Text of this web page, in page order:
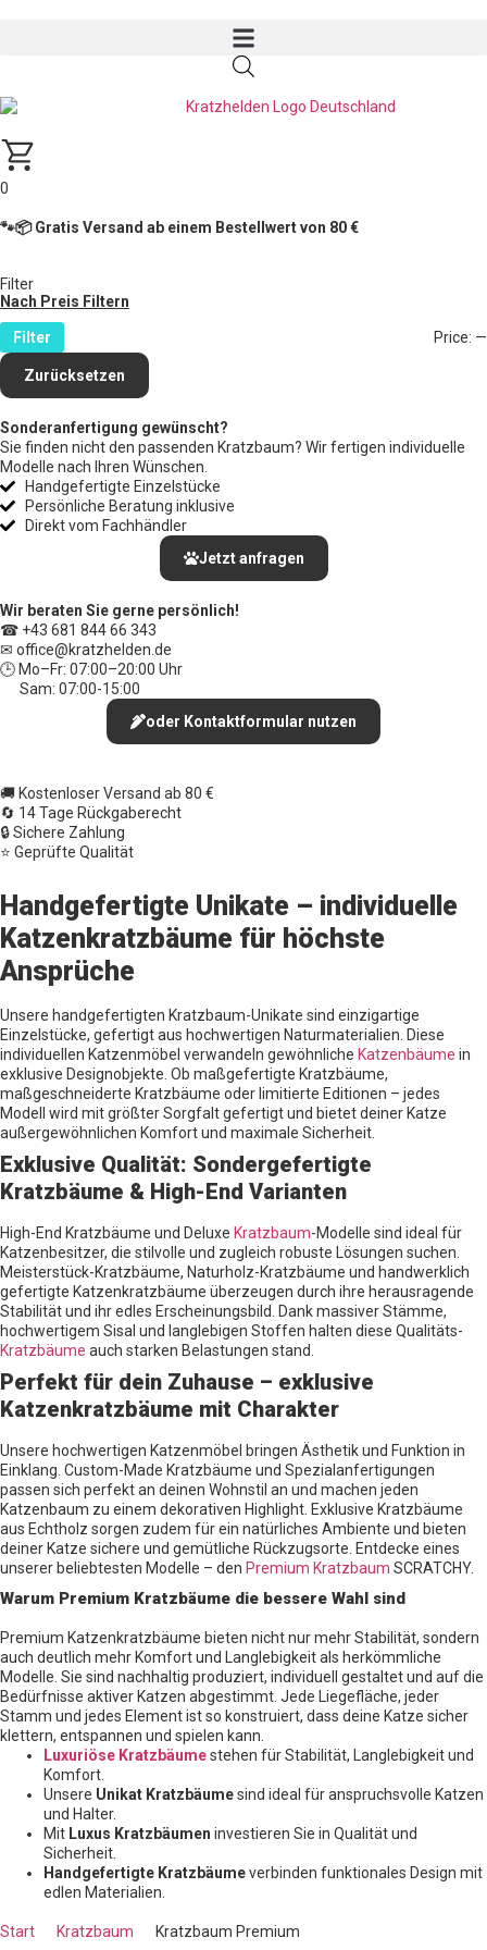
0
🐾📦 Gratis Versand ab einem Bestellwert von 80 €
Filter
Nach Preis Filtern
Filter Price: —
Zurücksetzen
Sonderanfertigung gewünscht?
Sie finden nicht den passenden Kratzbaum? Wir fertigen individuelle
Modelle nach Ihren Wünschen.
Handgefertigte Einzelstücke
Persönliche Beratung inklusive
Direkt vom Fachhändler
Jetzt anfragen
Wir beraten Sie gerne persönlich!
☎ +43 681 844 66 343
✉ office@kratzhelden.de
🕒 Mo–Fr: 07:00–20:00 Uhr
Sam: 07:00-15:00
oder Kontaktformular nutzen
🚚 Kostenloser Versand ab 80 €
🔄 14 Tage Rückgaberecht
🔒 Sichere Zahlung
⭐ Geprüfte Qualität
Handgefertigte Unikate – individuelle
Katzenkratzbäume für höchste
Ansprüche
Unsere handgefertigten Kratzbaum-Unikate sind einzigartige
Einzelstücke, gefertigt aus hochwertigen Naturmaterialien. Diese
individuellen Katzenmöbel verwandeln gewöhnliche Katzenbäume in
exklusive Designobjekte. Ob maßgefertigte Kratzbäume,
maßgeschneiderte Kratzbäume oder limitierte Editionen – jedes
Modell wird mit größter Sorgfalt gefertigt und bietet deiner Katze
außergewöhnlichen Komfort und maximale Sicherheit.
Exklusive Qualität: Sondergefertigte
Kratzbäume & High-End Varianten
High-End Kratzbäume und Deluxe Kratzbaum-Modelle sind ideal für
Katzenbesitzer, die stilvolle und zugleich robuste Lösungen suchen.
Meisterstück-Kratzbäume, Naturholz-Kratzbäume und handwerklich
gefertigte Katzenkratzbäume überzeugen durch ihre herausragende
Stabilität und ihr edles Erscheinungsbild. Dank massiver Stämme,
hochwertigem Sisal und langlebigen Stoffen halten diese Qualitäts-
Kratzbäume auch starken Belastungen stand.
Perfekt für dein Zuhause – exklusive
Katzenkratzbäume mit Charakter
Unsere hochwertigen Katzenmöbel bringen Ästhetik und Funktion in
Einklang. Custom-Made Kratzbäume und Spezialanfertigungen
passen sich perfekt an deinen Wohnstil an und machen jeden
Katzenbaum zu einem dekorativen Highlight. Exklusive Kratzbäume
aus Echtholz sorgen zudem für ein natürliches Ambiente und bieten
deiner Katze sichere und gemütliche Rückzugsorte. Entdecke eines
unserer beliebtesten Modelle – den Premium Kratzbaum SCRATCHY.
Warum Premium Kratzbäume die bessere Wahl sind
Premium Katzenkratzbäume bieten nicht nur mehr Stabilität, sondern
auch deutlich mehr Komfort und Langlebigkeit als herkömmliche
Modelle. Sie sind nachhaltig produziert, individuell gestaltet und auf die
Bedürfnisse aktiver Katzen abgestimmt. Jede Liegefläche, jeder
Stamm und jedes Element ist so konstruiert, dass deine Katze sicher
klettern, entspannen und spielen kann.
Luxuriöse Kratzbäumestehen für Stabilität, Langlebigkeit und
Komfort.
Unsere Unikat Kratzbäumesind ideal für anspruchsvolle Katzen
und Halter.
Mit Luxus Kratzbäumen investieren Sie in Qualität und
Sicherheit.
Handgefertigte Kratzbäumeverbinden funktionales Design mit
edlen Materialien.
Start Kratzbaum Kratzbaum Premium